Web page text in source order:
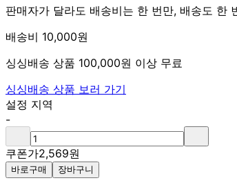
판매자가 달라도 배송비는 한 번만, 배송도 한
배송비 10,000원
싱싱배송 상품 100,000원 이상 무료
싱싱배송 상품 보러 가기
설정 지역
-
쿠폰가2,569원
바로구매 장바구니